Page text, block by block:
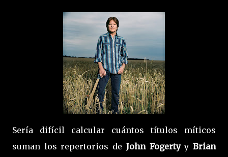
Sería difícil calcular cuántos títulos míticos
suman los repertorios de John FogertyyBrian